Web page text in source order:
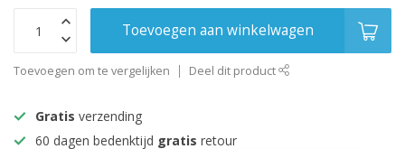
Toevoegen aan winkelwagen
Toevoegen om te vergelijken Deel dit product
Gratis verzending
60 dagen bedenktijd gratis retour